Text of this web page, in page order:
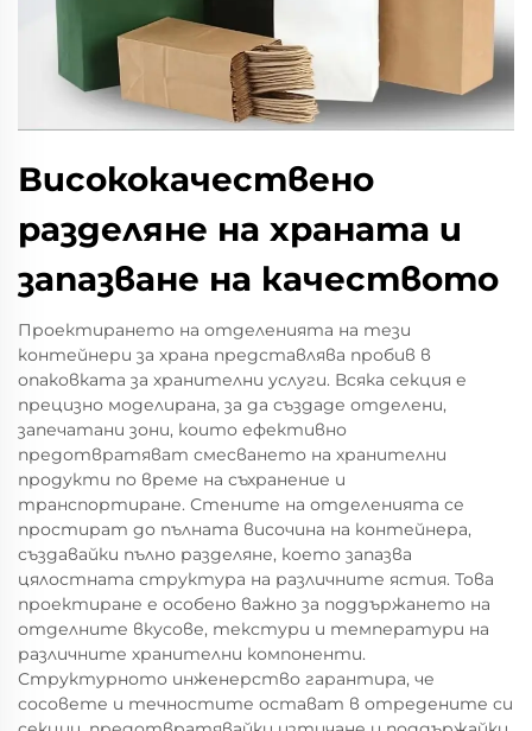
Висококачествено
разделяне на храната и
запазване на качеството
Проектирането на отделенията на тези
контейнери за храна представлява пробив в
опаковката за хранителни услуги. Всяка секция е
прецизно моделирана, за да създаде отделени,
запечатани зони, които ефективно
предотвратяват смесването на хранителни
продукти по време на съхранение и
транспортиране. Стените на отделенията се
простират до пълната височина на контейнера,
създавайки пълно разделяне, което запазва
цялостната структура на различните ястия. Това
проектиране е особено важно за поддържането на
отделните вкусове, текстури и температури на
различните хранителни компоненти.
Структурното инженерство гарантира, че
сосовете и течностите остават в отредените си